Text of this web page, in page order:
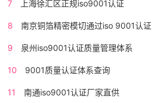
7 上海徐汇区正规iso9001认证
8 南京铜箔精密模切通过iso 9001认证
9 泉州iso9001认证质量管理体系
10 9001质量认证体系查询
11 南通iso9001认证厂家直供